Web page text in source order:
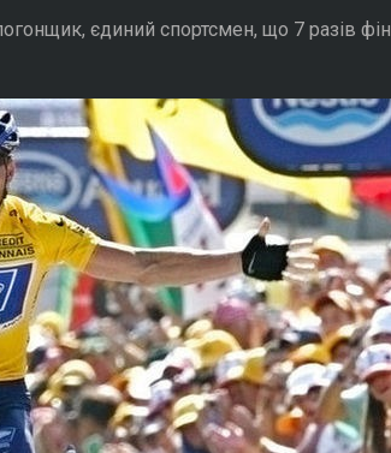
єдиний спортсмен, що 7 разів